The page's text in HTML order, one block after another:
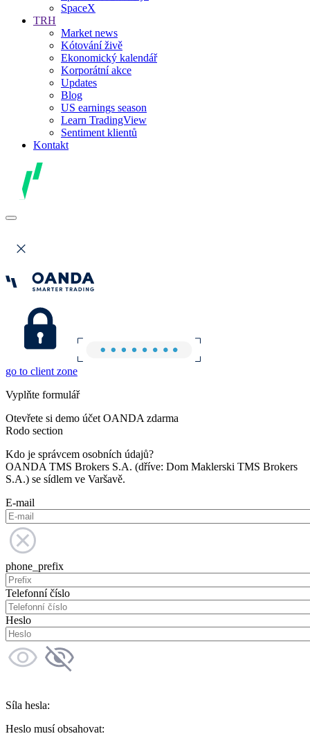
SpaceX
TRH
Market news
Kótování živě
Ekonomický kalendář
Korporátní akce
Updates
Blog
US earnings season
Learn TradingView
Sentiment klientů
Kontakt
go to client zone
Vyplňte formulář
Otevřete si demo účet OANDA zdarma
Rodo section
Kdo je správcem osobních údajů?
OANDA TMS Brokers S.A. (dříve: Dom Maklerski TMS Brokers
S.A.) se sídlem ve Varšavě.
E-mail
phone_prefix
Telefonní číslo
Heslo
Síla hesla:
Heslo musí obsahovat: